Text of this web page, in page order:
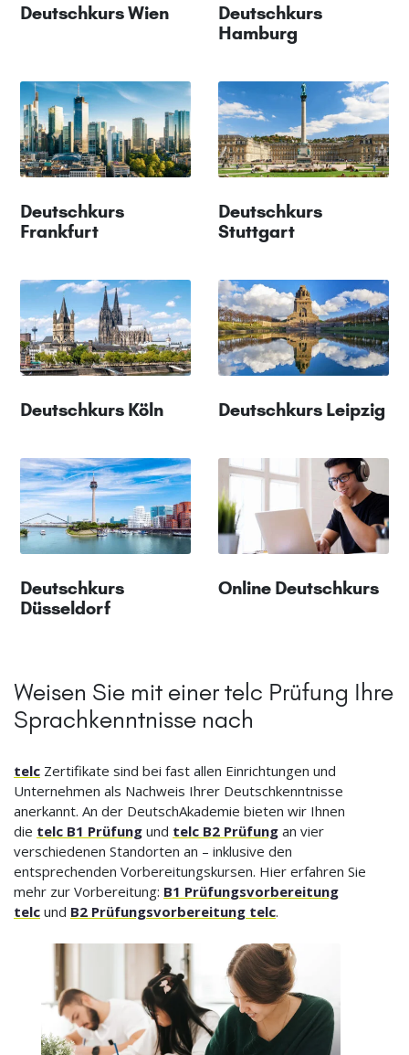
Deutschkurs Wien
Deutschkurs
Hamburg
Deutschkurs
Frankfurt
Deutschkurs
Stuttgart
Deutschkurs Köln Deutschkurs Leipzig
Deutschkurs
Düsseldorf
Online Deutschkurs
Weisen Sie mit einer telc Prüfung Ihre
Sprachkenntnisse nach
telc Zertifikate sind bei fast allen Einrichtungen und
Unternehmen als Nachweis Ihrer Deutschkenntnisse
anerkannt. An der DeutschAkademie bieten wir Ihnen
die telc B1 Prüfung und telc B2 Prüfung an vier
verschiedenen Standorten an – inklusive den
entsprechenden Vorbereitungskursen. Hier erfahren Sie
mehr zur Vorbereitung: B1 Prüfungsvorbereitung
telc und B2 Prüfungsvorbereitung telc.